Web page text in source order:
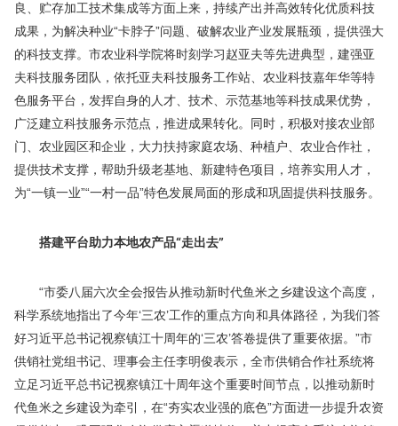
良、贮存加工技术集成等方面上来，持续产出并高效转化优质科技
成果，为解决种业“卡脖子”问题、破解农业产业发展瓶颈，提供强大
的科技支撑。市农业科学院将时刻学习赵亚夫等先进典型，建强亚
夫科技服务团队，依托亚夫科技服务工作站、农业科技嘉年华等特
色服务平台，发挥自身的人才、技术、示范基地等科技成果优势，
广泛建立科技服务示范点，推进成果转化。同时，积极对接农业部
门、农业园区和企业，大力扶持家庭农场、种植户、农业合作社，
提供技术支撑，帮助升级老基地、新建特色项目，培养实用人才，
为“一镇一业”“一村一品”特色发展局面的形成和巩固提供科技服务。
搭建平台助力本地农产品“走出去”
“市委八届六次全会报告从推动新时代鱼米之乡建设这个高度，
科学系统地指出了今年‘三农’工作的重点方向和具体路径，为我们答
好习近平总书记视察镇江十周年的‘三农’答卷提供了重要依据。”市
供销社党组书记、理事会主任李明俊表示，全市供销合作社系统将
立足习近平总书记视察镇江十周年这个重要时间节点，以推动新时
代鱼米之乡建设为牵引，在“夯实农业强的底色”方面进一步提升农资